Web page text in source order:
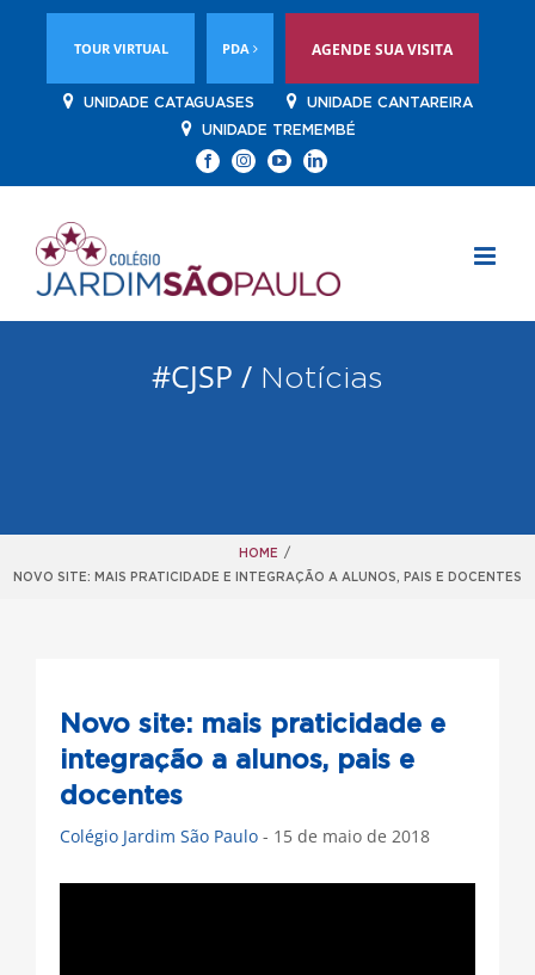
TOUR VIRTUAL PDA AGENDE SUA VISITA
UNIDADE CATAGUASES
UNIDADE CANTAREIRA
UNIDADE TREMEMBÉ
FacebookInstagramYouTubeLinkedin
#CJSP / Notícias
HOME /
NOVO SITE: MAIS PRATICIDADE E INTEGRAÇÃO A ALUNOS, PAIS E DOCENTES
Novo site: mais praticidade e
integração a alunos, pais e
docentes
Colégio Jardim São Paulo - 15 de maio de 2018